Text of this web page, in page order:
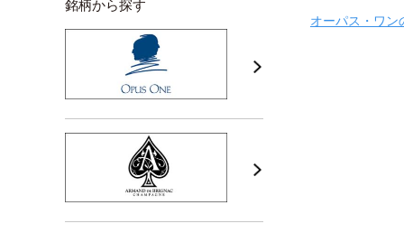
銘柄から探す
オーパス・ワン